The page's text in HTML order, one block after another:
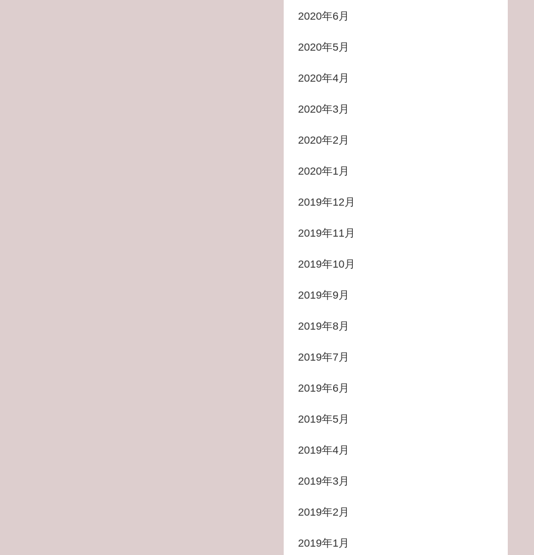
2020年6月
2020年5月
2020年4月
2020年3月
2020年2月
2020年1月
2019年12月
2019年11月
2019年10月
2019年9月
2019年8月
2019年7月
2019年6月
2019年5月
2019年4月
2019年3月
2019年2月
2019年1月